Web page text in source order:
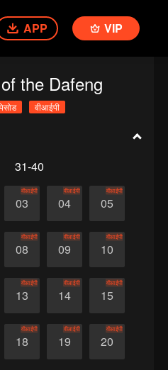
APP VIP
the Dafeng
वीआईपी
31-40
03
वीआईपी
04
वीआईपी
05
वीआईपी
08
वीआईपी
09
वीआईपी
10
वीआईपी
13
वीआईपी
14
वीआईपी
15
वीआईपी
18
वीआईपी
19
वीआईपी
20
वीआईपी